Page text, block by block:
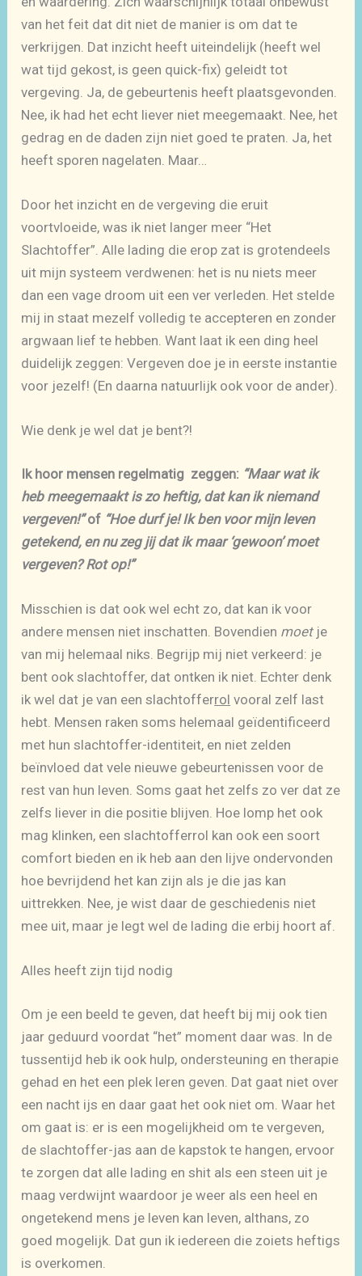
van het feit dat dit niet de manier is om dat te
verkrijgen. Dat inzicht heeft uiteindelijk (heeft wel
wat tijd gekost, is geen quick-fix) geleidt tot
vergeving. Ja, de gebeurtenis heeft plaatsgevonden.
Nee, ik had het echt liever niet meegemaakt. Nee, het
gedrag en de daden zijn niet goed te praten. Ja, het
heeft sporen nagelaten. Maar…
Door het inzicht en de vergeving die eruit
voortvloeide, was ik niet langer meer “Het
Slachtoffer”. Alle lading die erop zat is grotendeels
uit mijn systeem verdwenen: het is nu niets meer
dan een vage droom uit een ver verleden. Het stelde
mij in staat mezelf volledig te accepteren en zonder
argwaan lief te hebben. Want laat ik een ding heel
duidelijk zeggen: Vergeven doe je in eerste instantie
voor jezelf! (En daarna natuurlijk ook voor de ander).
Wie denk je wel dat je bent?!
Ik hoor mensen regelmatig zeggen: “Maar wat ik
heb meegemaakt is zo heftig, dat kan ik niemand
vergeven!”of “Hoe durf je! Ik ben voor mijn leven
getekend, en nu zeg jij dat ik maar ‘gewoon’ moet
vergeven? Rot op!”
Misschien is dat ook wel echt zo, dat kan ik voor
andere mensen niet inschatten. Bovendien moetje
van mij helemaal niks. Begrijp mij niet verkeerd: je
bent ook slachtoffer, dat ontken ik niet. Echter denk
ik wel dat je van een slachtofferrol vooral zelf last
hebt. Mensen raken soms helemaal geïdentificeerd
met hun slachtoffer-identiteit, en niet zelden
beïnvloed dat vele nieuwe gebeurtenissen voor de
rest van hun leven. Soms gaat het zelfs zo ver dat ze
zelfs liever in die positie blijven. Hoe lomp het ook
mag klinken, een slachtofferrol kan ook een soort
comfort bieden en ik heb aan den lijve ondervonden
hoe bevrijdend het kan zijn als je die jas kan
uittrekken. Nee, je wist daar de geschiedenis niet
mee uit, maar je legt wel de lading die erbij hoort af.
Alles heeft zijn tijd nodig
Om je een beeld te geven, dat heeft bij mij ook tien
jaar geduurd voordat “het” moment daar was. In de
tussentijd heb ik ook hulp, ondersteuning en therapie
gehad en het een plek leren geven. Dat gaat niet over
een nacht ijs en daar gaat het ook niet om. Waar het
om gaat is: er is een mogelijkheid om te vergeven,
de slachtoffer-jas aan de kapstok te hangen, ervoor
te zorgen dat alle lading en shit als een steen uit je
maag verdwijnt waardoor je weer als een heel en
ongetekend mens je leven kan leven, althans, zo
goed mogelijk. Dat gun ik iedereen die zoiets heftigs
is overkomen.